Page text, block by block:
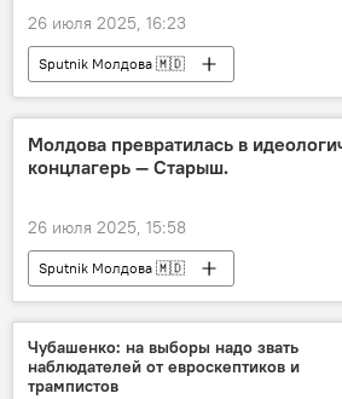
26 июля 2025, 16:23
Sputnik Молдова 🇲🇩
Молдова превратилась в
концлагерь — Старыш.
26 июля 2025, 15:58
Sputnik Молдова 🇲🇩
Чубашенко: на выборы надо звать
наблюдателей от евроскептиков и
трампистов